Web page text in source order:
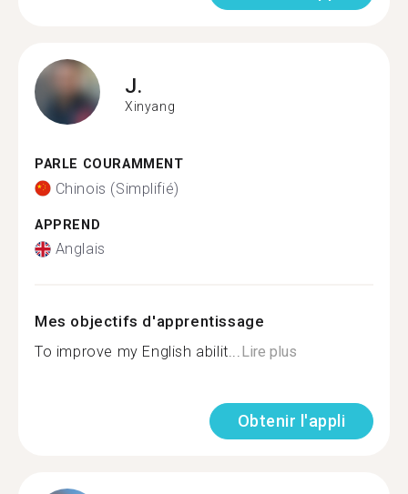
J.
Xinyang
PARLE COURAMMENT
Chinois (Simplifié)
APPREND
Anglais
Mes objectifs d'apprentissage
To improve my English abilit...Lire plus
Obtenir l'appli